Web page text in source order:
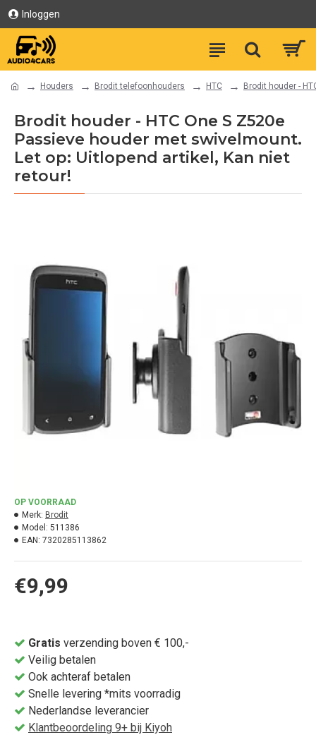
Inloggen
Houders Brodit telefoonhouders HTC Brodit houder -
Brodit houder - HTC One S Z520e
Passieve houder met swivelmount.
Let op: Uitlopend artikel, Kan niet
retour!
€9,99
OP VOORRAAD
Merk: Brodit
Model: 511386
EAN: 7320285113862
Gratis verzending boven € 100,-
Veilig betalen
Ook achteraf betalen
Snelle levering *mits voorradig
Nederlandse leverancier
Klantbeoordeling 9+ bij Kiyoh